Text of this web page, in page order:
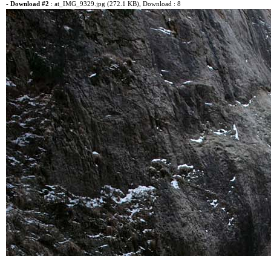
- Download #2 : at_IMG_9329.jpg (272.1 KB), Download : 8